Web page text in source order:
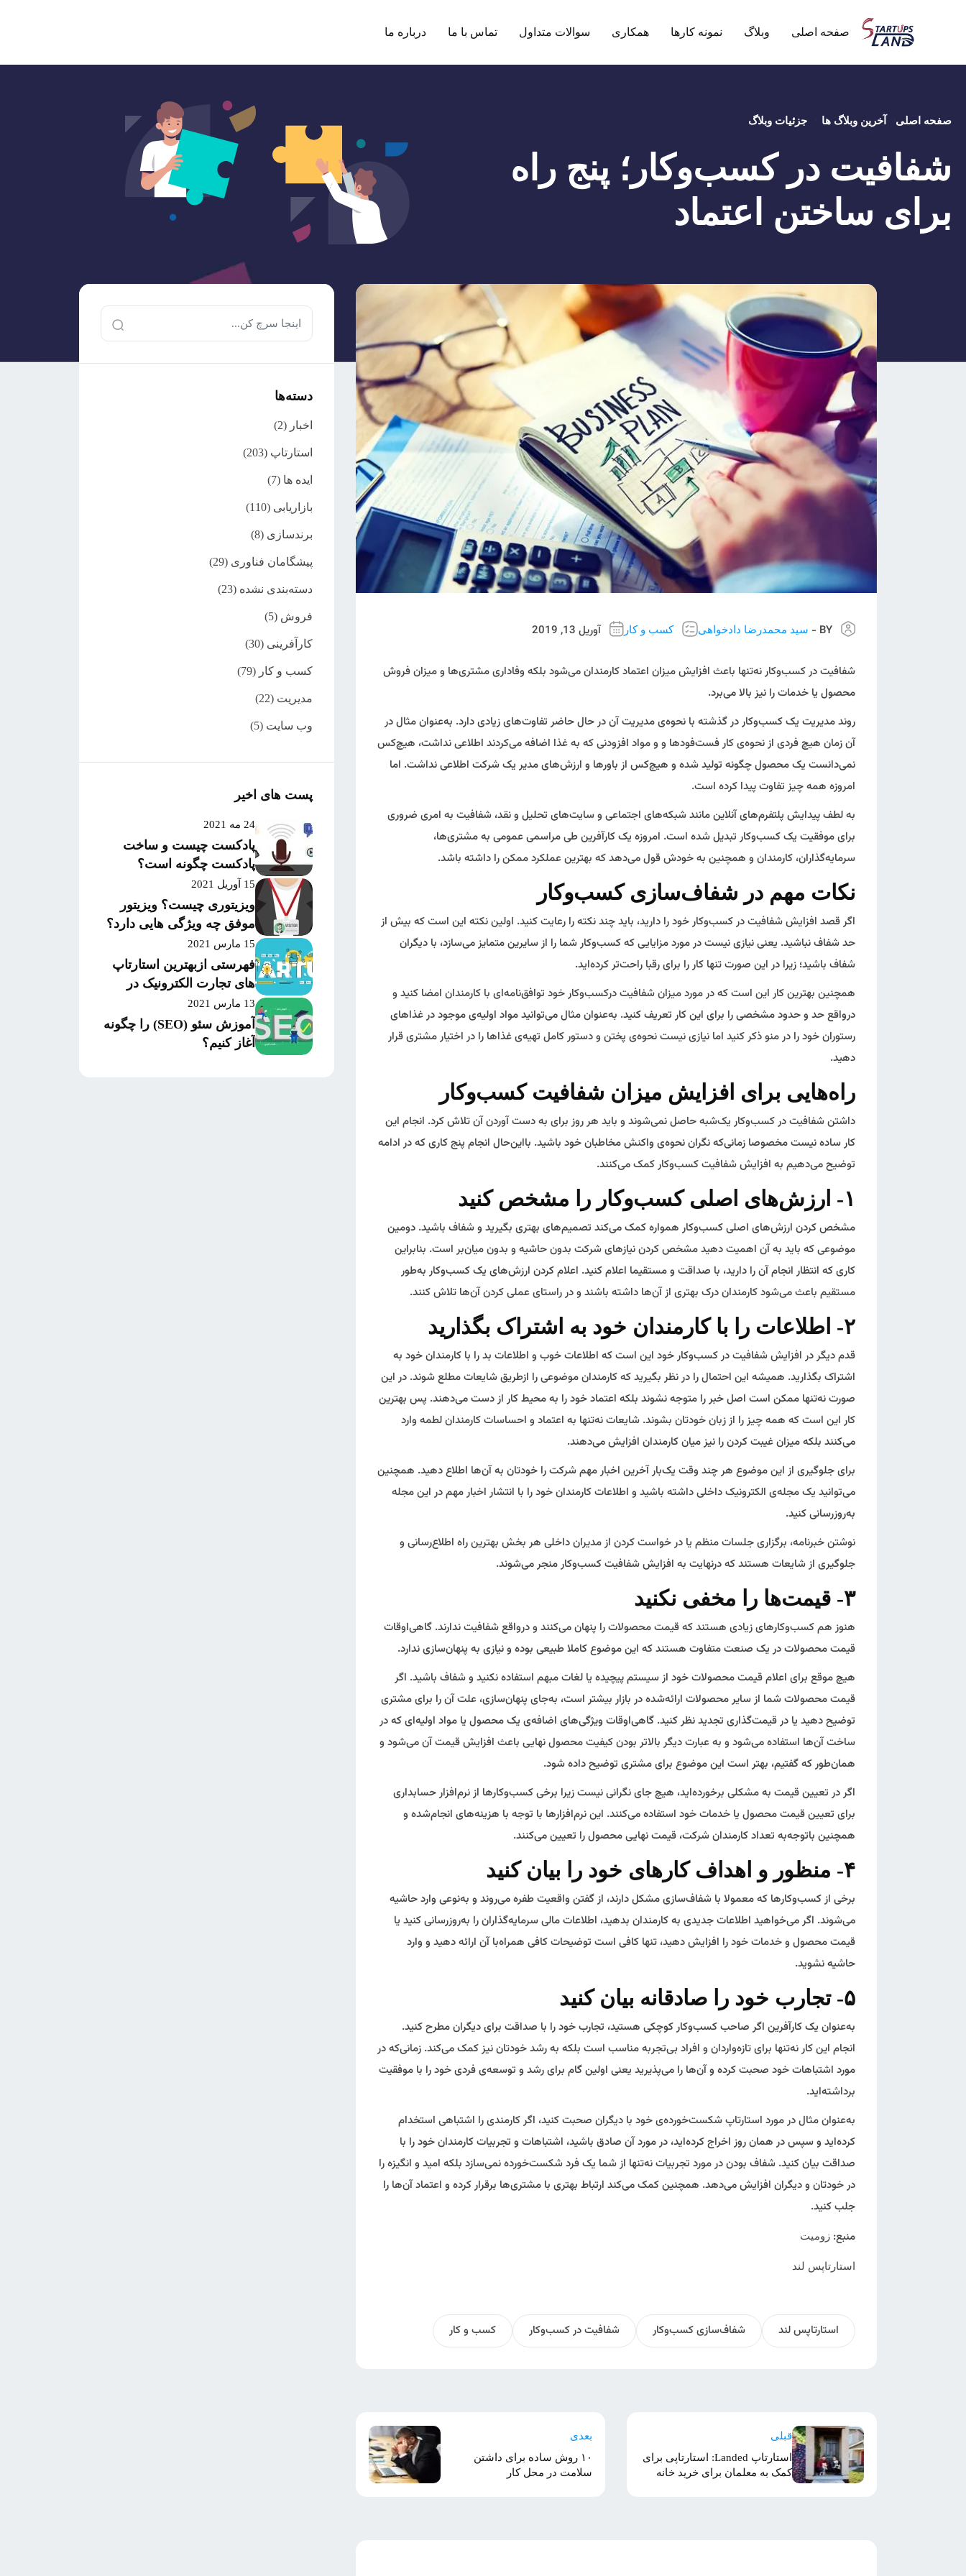
صفحه اصلی وبلاگ نمونه کارها همکاری سوالات متداول تماس با ما درباره ما
صفحه اصلی آخرین وبلاگ ها جزئیات وبلاگ
شفافیت در کسب‌وکار؛ پنج راه
برای ساختن اعتماد
BY - سید محمدرضا دادخواهی کسب و کار آوریل 13, 2019
شفافیت در کسب‌وکار نه‌تنها باعث افزایش میزان اعتماد کارمندان می‌شود بلکه وفاداری مشتری‌ها و میزان فروش
محصول یا خدمات را نیز بالا می‌برد.
روند مدیریت یک کسب‌وکار در گذشته با نحوه‌ی مدیریت آن در حال حاضر تفاوت‌های زیادی دارد. به‌عنوان مثال در
آن زمان هیچ فردی از نحوه‌ی کار فست‌فودها و و مواد افزودنی که به غذا اضافه می‌کردند اطلاعی نداشت، هیچ‌کس
نمی‌دانست یک محصول چگونه تولید شده و هیچ‌کس از باورها و ارزش‌های مدیر یک شرکت اطلاعی نداشت. اما
امروزه همه چیز تفاوت پیدا کرده است.
به‌ لطف پیدایش پلتفرم‌های آنلاین مانند شبکه‌های اجتماعی و سایت‌های تحلیل و نقد، شفافیت به امری ضروری
برای موفقیت یک کسب‌وکار تبدیل شده است. امروزه یک کارآفرین طی مراسمی عمومی به مشتری‌ها،
سرمایه‌گذاران، کارمندان و همچنین به خودش قول می‌دهد که بهترین عملکرد ممکن را داشته باشد.
نکات مهم در شفاف‌سازی کسب‌وکار
اگر قصد افزایش شفافیت در کسب‌وکار خود را دارید، باید چند نکته را رعایت کنید. اولین نکته این است که بیش از
حد شفاف نباشید. یعنی نیازی نیست در مورد مزایایی که کسب‌وکار شما را از سایرین متمایز می‌سازد، با دیگران
شفاف باشید؛ زیرا در این صورت تنها کار را برای رقبا راحت‌تر کرده‌اید.
همچنین بهترین کار این است که در مورد میزان شفافیت درکسب‌وکار خود توافق‌نامه‌ای با کارمندان امضا کنید و
درواقع حد و حدود مشخصی را برای این کار تعریف کنید. به‌عنوان مثال می‌توانید مواد اولیه‌ی موجود در غذاهای
رستوران خود را در منو ذکر کنید اما نیازی نیست نحوه‌ی پختن و دستور کامل تهیه‌ی غذاها را در اختیار مشتری قرار
دهید.
راه‌هایی برای افزایش میزان شفافیت کسب‌وکار
داشتن شفافیت در کسب‌وکار یک‌شبه حاصل نمی‌شوند و باید هر روز برای به دست آوردن آن تلاش کرد. انجام این
کار ساده نیست مخصوصا زمانی‌که نگران نحوه‌ی واکنش مخاطبان خود باشید. بااین‌حال انجام پنج کاری که در ادامه
توضیح می‌دهیم به افزایش شفافیت کسب‌وکار کمک می‌کنند.
۱- ارزش‌های اصلی کسب‌وکار را مشخص کنید
مشخص کردن ارزش‌های اصلی کسب‌وکار همواره کمک می‌کند تصمیم‌های بهتری بگیرید و شفاف باشید. دومین
موضوعی که باید به آن اهمیت دهید مشخص کردن نیازهای شرکت بدون حاشیه و بدون میان‌بر است. بنابراین
کاری که انتظار انجام آن را دارید، با صداقت و مستقیما اعلام کنید. اعلام کردن ارزش‌های یک کسب‌وکار به‌طور
مستقیم باعث می‌شود کارمندان درک بهتری از آن‌ها داشته باشند و در راستای عملی کردن آن‌ها تلاش کنند.
۲- اطلاعات را با کارمندان خود به اشتراک بگذارید
قدم دیگر در افزایش شفافیت در کسب‌وکار خود این است که اطلاعات خوب و اطلاعات بد را با کارمندان خود به
اشتراک بگذارید. همیشه این احتمال را در نظر بگیرید که کارمندان موضوعی را ازطریق شایعات مطلع شوند. در این
صورت نه‌تنها ممکن است اصل خبر را متوجه نشوند بلکه اعتماد خود را به محیط کار از دست می‌دهند. پس بهترین
کار این است که همه چیز را از زبان خودتان بشوند. شایعات نه‌تنها به اعتماد و احساسات کارمندان لطمه وارد
می‌کنند بلکه میزان غیبت کردن را نیز میان کارمندان افزایش می‌دهند.
برای جلوگیری از این موضوع هر چند وقت یک‌بار آخرین اخبار مهم شرکت را خودتان به آن‌ها اطلاع دهید. همچنین
می‌توانید یک مجله‌ی الکترونیک داخلی داشته باشید و اطلاعات کارمندان خود را با انتشار اخبار مهم در این مجله
به‌روزرسانی کنید.
نوشتن خبرنامه، برگزاری جلسات منظم یا در خواست کردن از مدیران داخلی هر بخش بهترین راه اطلاع‌رسانی و
جلوگیری از شایعات هستند که درنهایت به افزایش شفافیت کسب‌وکار منجر می‌شوند.
۳- قیمت‌ها را مخفی نکنید
هنوز هم کسب‌وکارهای زیادی هستند که قیمت محصولات را پنهان می‌کنند و درواقع شفافیت ندارند. گاهی‌اوقات
قیمت محصولات در یک صنعت متفاوت هستند که این موضوع کاملا طبیعی بوده و نیازی به پنهان‌سازی ندارد.
هیچ موقع برای اعلام قیمت محصولات خود از سیستم پیچیده یا لغات مبهم استفاده نکنید و شفاف باشید. اگر
قیمت محصولات شما از سایر محصولات ارائه‌شده در بازار بیشتر است، به‌جای پنهان‌سازی، علت آن را برای مشتری
توضیح دهید یا در قیمت‌گذاری تجدید نظر کنید. گاهی‌اوقات ویژگی‌های اضافه‌ی یک محصول یا مواد اولیه‌ای که در
ساخت آن‌ها استفاده می‌شود و به عبارت دیگر بالاتر بودن کیفیت محصول نهایی باعث افزایش قیمت آن می‌شود و
همان‌طور که گفتیم، بهتر است این موضوع برای مشتری توضیح داده شود.
اگر در تعیین قیمت به مشکلی برخورده‌اید، هیچ جای نگرانی نیست زیرا برخی کسب‌وکارها از نرم‌افزار حسابداری
برای تعیین قیمت محصول یا خدمات خود استفاده می‌کنند. این نرم‌افزارها با توجه با هزینه‌های انجام‌شده و
همچنین باتوجه‌به تعداد کارمندان شرکت، قیمت نهایی محصول را تعیین می‌کنند.
۴- منظور و اهداف کارهای خود را بیان کنید
برخی از کسب‌وکارها که معمولا با شفاف‌سازی مشکل دارند، از گفتن واقعیت طفره می‌روند و به‌نوعی وارد حاشیه
می‌شوند. اگر می‌خواهید اطلاعات جدیدی به کارمندان بدهید، اطلاعات مالی سرمایه‌گذاران را به‌روزرسانی کنید یا
قیمت محصول و خدمات خود را افزایش دهید، تنها کافی است توضیحات کافی همراه‌با آن ارائه دهید و وارد
حاشیه نشوید.
۵- تجارب خود را صادقانه بیان کنید
به‌عنوان یک کارآفرین اگر صاحب کسب‌وکار کوچکی هستید، تجارب خود را با صداقت برای دیگران مطرح کنید.
انجام این کار نه‌تنها برای تازه‌واردان و افراد بی‌تجربه مناسب است بلکه به رشد خودتان نیز کمک می‌کند. زمانی‌که در
مورد اشتباهات خود صحبت کرده و آن‌ها را می‌پذیرید یعنی اولین گام برای رشد و توسعه‌ی فردی خود را با موفقیت
برداشته‌اید.
به‌عنوان مثال در مورد استارتاپ شکست‌خورده‌ی خود با دیگران صحبت کنید، اگر کارمندی را اشتباهی استخدام
کرده‌اید و سپس در همان روز اخراج کرده‌اید، در مورد آن صادق باشید، اشتباهات و تجربیات کارمندان خود را با
صداقت بیان کنید. شفاف بودن در مورد تجربیات نه‌تنها از شما یک فرد شکست‌خورده نمی‌سازد بلکه امید و انگیزه را
در خودتان و دیگران افزایش می‌دهد. همچنین کمک می‌کند ارتباط بهتری با مشتری‌ها برقرار کرده و اعتماد آن‌ها را
جلب کنید.
منبع:زومیت
استارتاپس لند
استارتاپس لند شفاف‌سازی کسب‌وکار شفافیت در کسب‌وکار کسب و کار
قبلی
استارتاپ Landed: استارتاپی برای
کمک به معلمان برای خرید خانه
بعدی
۱۰ روش ساده برای داشتن
سلامت در محل کار
دسته‌ها
اخبار (2)
استارتاپ (203)
ایده ها (7)
بازاریابی (110)
برندسازی (8)
پیشگامان فناوری (29)
دسته‌بندی نشده (23)
فروش (5)
کارآفرینی (30)
کسب و کار (79)
مدیریت (22)
وب سایت (5)
پست های اخیر
24 مه 2021
پادکست چیست و ساخت
پادکست چگونه است؟
15 آوریل 2021
ویزیتوری چیست؟ ویزیتور
موفق چه ویژگی هایی دارد؟
15 مارس 2021
فهرستی ازبهترین استارتاپ
های تجارت الکترونیک در
سال 2020 بر اساس میزان
موفقیت و سرمایه‌گذاری
13 مارس 2021
آموزش سئو (SEO) را چگونه
آغاز کنیم؟